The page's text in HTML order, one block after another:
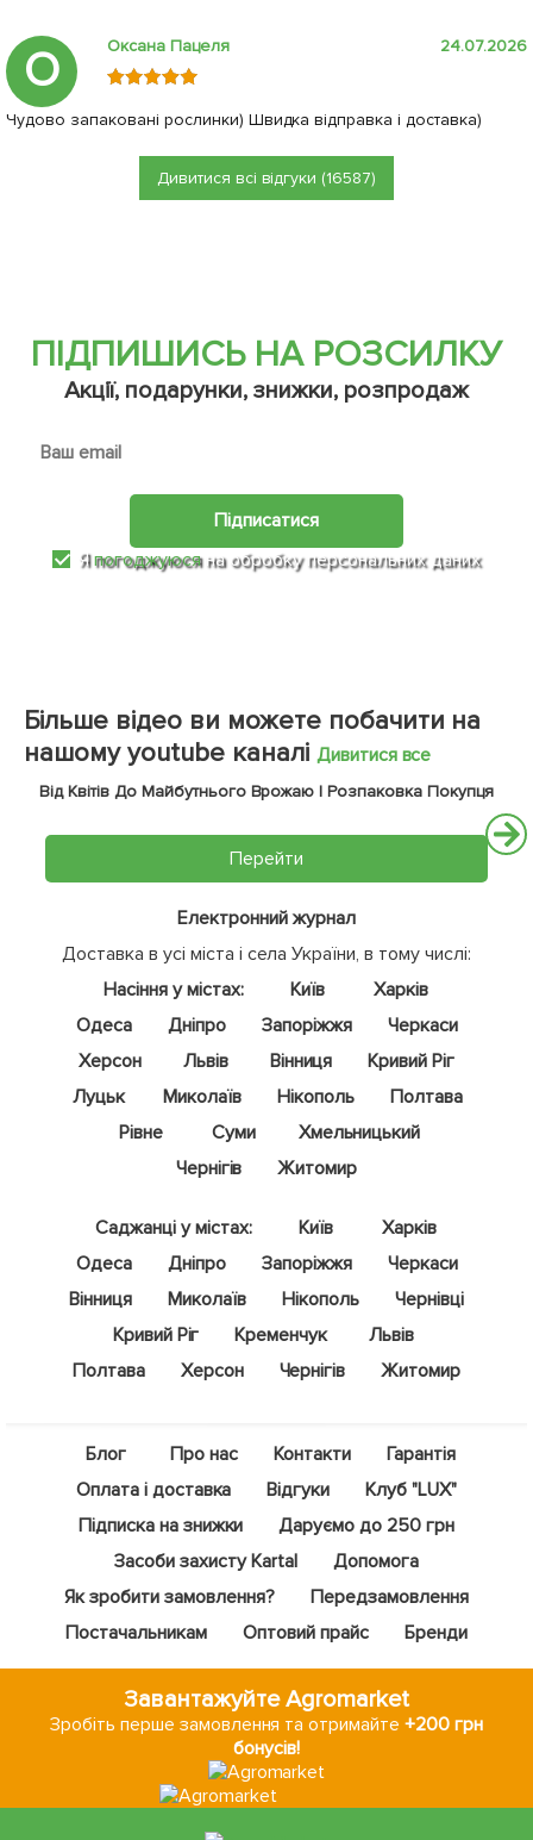
О Оксана Пацеля 24.07.2026
Чудово запаковані рослинки) Швидка відправка і доставка)
Дивитися всі відгуки (16587)
ПІДПИШИСЬ НА РОЗСИЛКУ
Акції, подарунки, знижки, розпродаж
Підписатися
Япогоджуюся на обробку персональних даних
Більше відео ви можете побачити на
нашому youtube каналі Дивитися все
Від Квітів До Майбутнього Врожаю | Розпаковка Покупця
Перейти
Електронний журнал
Доставка в усі міста і села України, в тому числі:
Насіння у містах:
Київ
Харків
Одеса
Дніпро Запоріжжя
Черкаси
Херсон
Львів Вінниця
Кривий Ріг
Луцьк
Миколаїв Нікополь
Полтава
Рівне
Суми
Хмельницький
Чернігів
Житомир
Саджанці у містах: Київ
Харків
Одеса
Дніпро Запоріжжя
Черкаси
Вінниця
Миколаїв Нікополь
Чернівці
Кривий Ріг
Кременчук
Львів
Полтава
Херсон Чернігів Житомир
Блог Про нас Контакти
Гарантія
Оплата і доставка
Відгуки
Клуб "LUX"
Підписка на знижки
Даруємо до 250 грн
Засоби захисту Kartal
Допомога
Як зробити замовлення?
Передзамовлення
Постачальникам
Оптовий прайс Бренди
Завантажуйте Agromarket
Зробіть перше замовлення та отримайте+200 грн
бонусів!